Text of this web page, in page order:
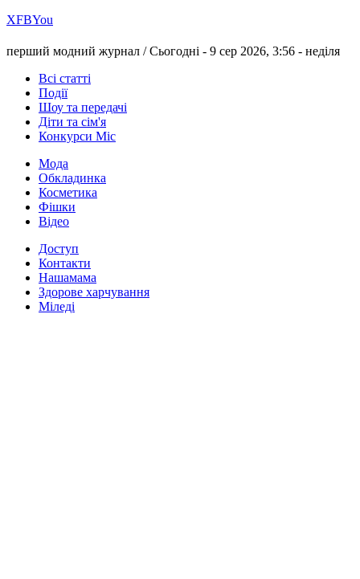
ХFBYou
перший модний журнал /Сьогодні - 9 сер 2026, 3:56 - неділя
Всі статті
Події
Шоу та передачі
Діти та сім'я
Конкурси Міс
Мода
Обкладинка
Косметика
Фішки
Відео
Доступ
Контакти
Нашамама
Здорове харчування
Міледі